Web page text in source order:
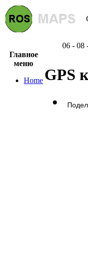
06 - 08
Главное
меню
Home GPS